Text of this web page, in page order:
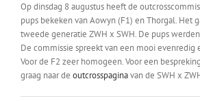
Op dinsdag 8 augustus heeft de
pups bekeken van Aowyn (F1) en Thorgal. Het
tweede generatie ZWH x SWH. De pups
De commissie spreekt van een mooi evenredig
Voor de F2 zeer homogeen. Voor een
graag naar de outcrosspaginavan de SWH x